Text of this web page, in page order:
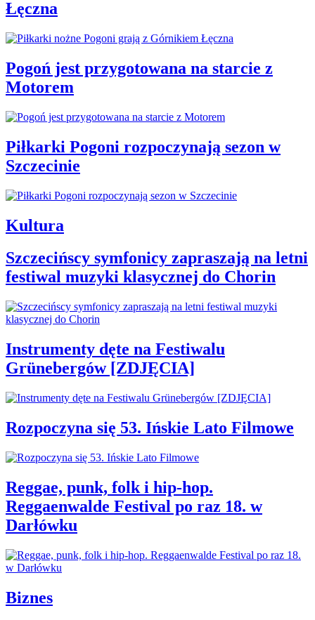
Łęczna
Pogoń jest przygotowana na starcie z
Motorem
Piłkarki Pogoni rozpoczynają sezon w
Szczecinie
Kultura
Szczecińscy symfonicy zapraszają na letni
festiwal muzyki klasycznej do Chorin
Instrumenty dęte na Festiwalu
Grünebergów [ZDJĘCIA]
Rozpoczyna się 53. Ińskie Lato Filmowe
Reggae, punk, folk i hip-hop.
Reggaenwalde Festival po raz 18. w
Darłówku
Biznes